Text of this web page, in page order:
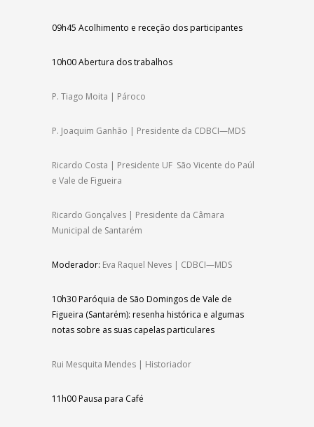
09h45 Acolhimento e receção dos participantes
10h00Abertura dos trabalhos
P. Tiago Moita | Pároco
P. Joaquim Ganhão | Presidente da CDBCI—MDS
Ricardo Costa | Presidente UF São Vicente do Paúl
e Vale de Figueira
Ricardo Gonçalves | Presidente da Câmara
Municipal de Santarém
Moderador: Eva Raquel Neves | CDBCI—MDS
10h30 Paróquia de São Domingos de Vale de
Figueira (Santarém): resenha histórica e algumas
notas sobre as suas capelas particulares
Rui Mesquita Mendes | Historiador
11h00 Pausa para Café